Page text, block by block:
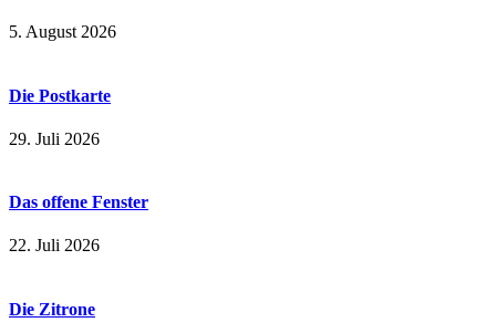
5. August 2026
Die Postkarte
29. Juli 2026
Das offene Fenster
22. Juli 2026
Die Zitrone